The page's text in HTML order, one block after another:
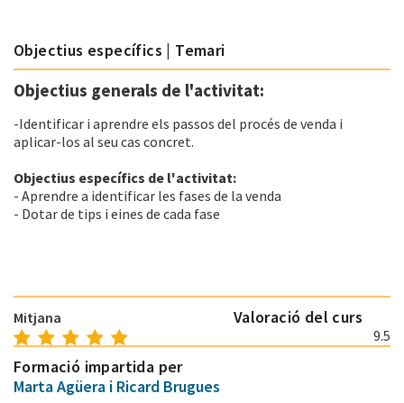
Objectius específics | Temari
Objectius generals de l'activitat:
-Identificar i aprendre els passos del procés de venda i
aplicar-los al seu cas concret.
Objectius específics de l'activitat:
- Aprendre a identificar les fases de la venda
- Dotar de tips i eines de cada fase
Valoració del curs
Mitjana
9.5
Formació impartida per
Marta Agüera i Ricard Brugues